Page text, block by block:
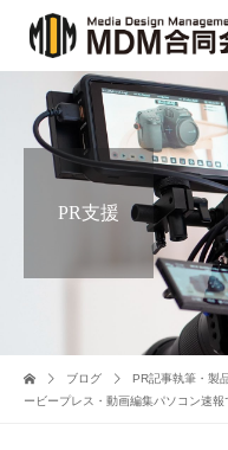
PR支援
ブログ PR記事執筆・製
ービープレス・動画編集パソコン速報